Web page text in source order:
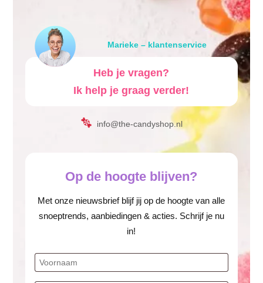
Marieke – klantenservice
Heb je vragen?
Ik help je graag verder!
info@the-candyshop.nl
Op de hoogte blijven?
Met onze nieuwsbrief blijf jij op de hoogte van alle
snoeptrends, aanbiedingen & acties. Schrijf je nu
in!